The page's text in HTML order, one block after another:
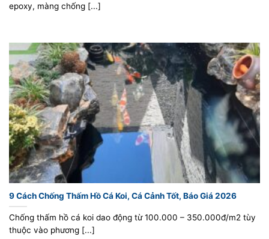
epoxy, màng chống [...]
9 Cách Chống Thấm Hồ Cá Koi, Cá Cảnh Tốt, Báo Giá 2026
Chống thấm hồ cá koi dao động từ 100.000 – 350.000đ/m2 tùy
thuộc vào phương [...]